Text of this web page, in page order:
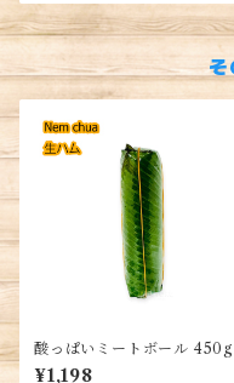
そ
酸っぱいミートボール
本・ Sour meatball・Nem
¥1,198